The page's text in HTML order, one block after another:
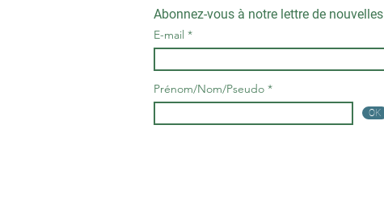
Abonnez-vous à notre lettre de nouvelles
E-mail
Prénom/Nom/Pseudo
OK